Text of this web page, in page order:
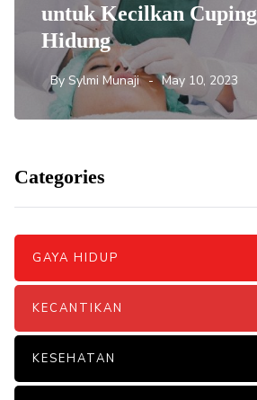
untuk Kecilkan Cuping
Hidung
By Sylmi Munaji May 10, 2023
Categories
GAYA HIDUP
KECANTIKAN
KESEHATAN